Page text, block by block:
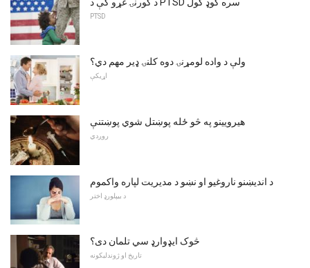
PTSD
ولې د واده لومړنۍ دوه کلنۍ ډیر مهم دي؟
اړیکې
هیرویینو په څو ځله پوښتل شوي پوښتنې
روږدي
د اندیښنو ناروغیو او نښو د مدیریت لپاره واکموم
د بیپلورډ اختر
څوک ایډوارډ سي تلمان دی؟
تاریخ او ژوندلیکونه